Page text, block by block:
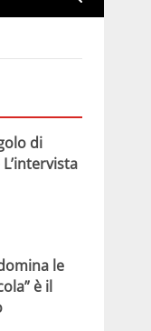
di
le
è il